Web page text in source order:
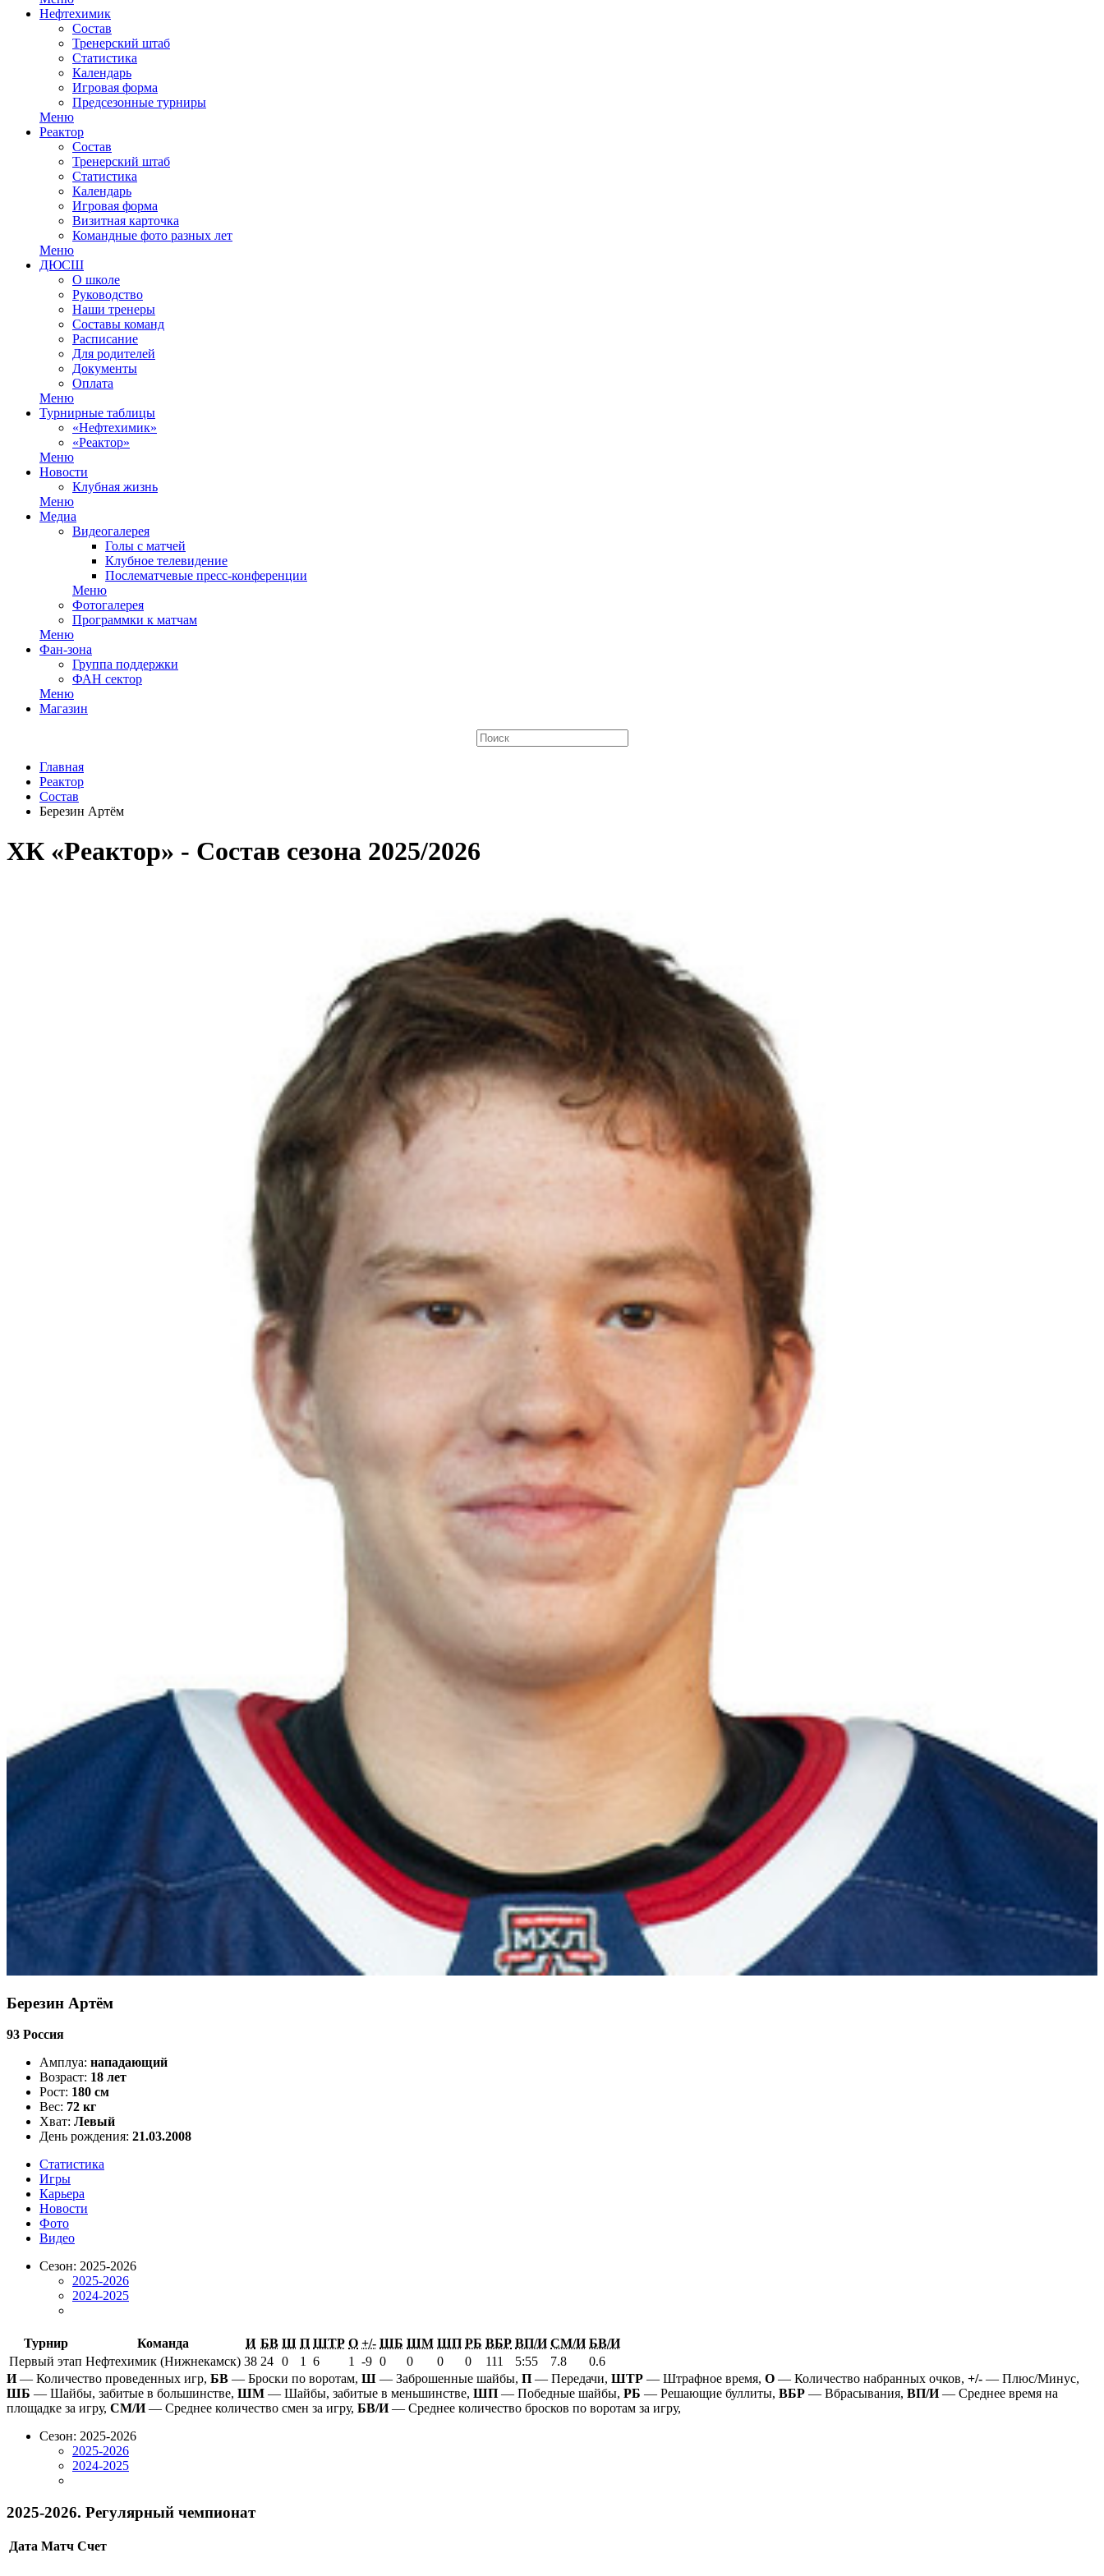
Нефтехимик
Состав
Тренерский штаб
Статистика
Календарь
Игровая форма
Предсезонные турниры
Меню
Реактор
Состав
Тренерский штаб
Статистика
Календарь
Игровая форма
Визитная карточка
Командные фото разных лет
Меню
ДЮСШ
О школе
Руководство
Наши тренеры
Составы команд
Расписание
Для родителей
Документы
Оплата
Меню
Турнирные таблицы
«Нефтехимик»
«Реактор»
Меню
Новости
Клубная жизнь
Меню
Медиа
Видеогалерея
Голы с матчей
Клубное телевидение
Послематчевые пресс-конференции
Меню
Фотогалерея
Программки к матчам
Меню
Фан-зона
Группа поддержки
ФАН сектор
Меню
Магазин
Главная
Реактор
Состав
Березин Артём
ХК «Реактор» - Cостав сезона 2025/2026
Березин Артём
93 Россия
Амплуа: нападающий
Возраст: 18 лет
Рост: 180 см
Вес: 72 кг
Хват: Левый
День рождения: 21.03.2008
Статистика
Игры
Карьера
Новости
Фото
Видео
Сезон: 2025-2026
2025-2026
2024-2025
Турнир Команда И БВ Ш П ШТР О +/- ШБ ШМ ШП РБ ВБР ВП/И СМ/И БВ/И
Первый этап Нефтехимик (Нижнекамск) 38 24 0 1 6 1 -9 0 0 0 0 111 5:55 7.8
0.6
И— Количество проведенных игр, БВ — Броски по воротам, Ш — Заброшенные шайбы, П — Передачи, ШТР — Штрафное время, О — Количество набранных очков, +/- — Плюс/Минус,
ШБ — Шайбы, забитые в большинстве, ШМ — Шайбы, забитые в меньшинстве, ШП — Победные шайбы, РБ — Решающие буллиты, ВБР — Вбрасывания, ВП/И— Среднее время на
площадке за игру, СМ/И— Среднее количество смен за игру, БВ/И— Среднее количество бросков по воротам за игру,
Сезон: 2025-2026
2025-2026
2024-2025
2025-2026. Регулярный чемпионат
Дата Матч Счет